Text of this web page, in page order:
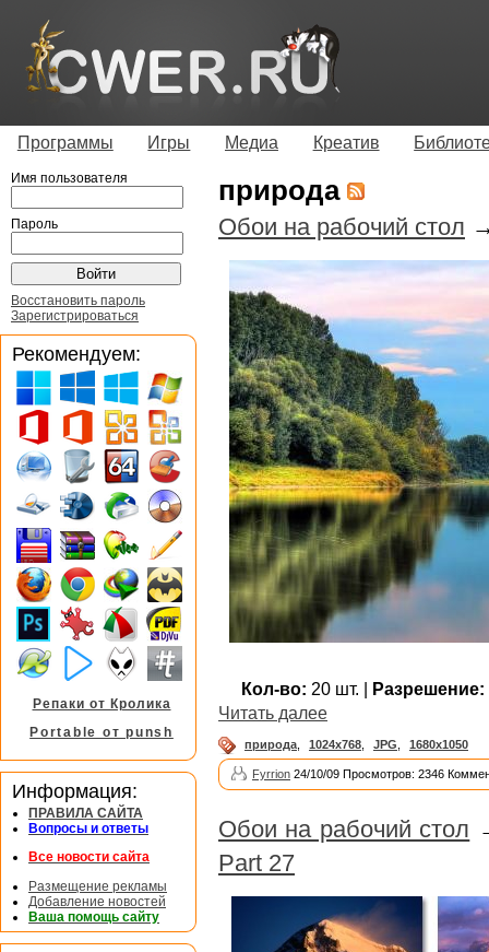
Программы Игры Медиа Креатив
природа
Обои на рабочий стол
Кол-во: 20 шт. | Разрешение:
Читать далее
природа 1024x768 JPG 1680x1050
Fyrrion 24/10/09 Просмотров: 2346
Обои на рабочий стол
Part 27
Имя пользователя
Пароль
Восстановить пароль
Зарегистрироваться
Рекомендуем:
Репаки от Кролика
Portable от punsh
Информация:
ПРАВИЛА САЙТА
Вопросы и ответы
Все новости сайта
Размещение рекламы
Добавление новостей
Ваша помощь сайту